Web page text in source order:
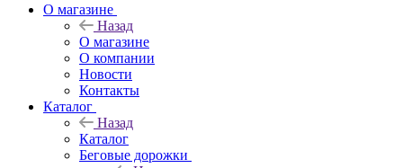
О магазине
Назад
О магазине
О компании
Новости
Контакты
Каталог
Назад
Каталог
Беговые дорожки